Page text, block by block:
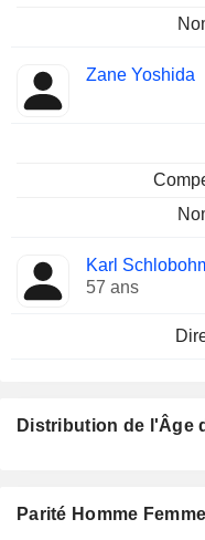
Zane Yoshida
Karl
57 ans
Distribution de l'Âge
Parité Homme Femme